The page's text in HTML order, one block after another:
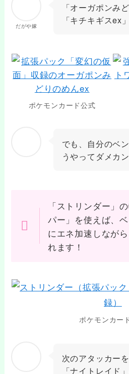
だがや嫁
「オーガポンみ
「キチキギスex
ポケモンカード公式
でも、自分のベ
うやってダメカ
「ストリンダー」
パー」を使えば、
にエネ加速しなが
れます！
ポケモンカー
次のアタッカー
「ナイトレイド